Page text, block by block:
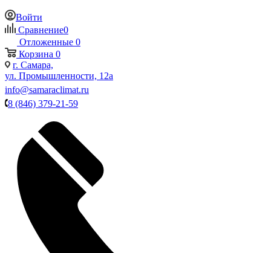
Войти
Сравнение0
Отложенные 0
Корзина 0
г. Самара,
ул. Промышленности, 12а
info@samaraclimat.ru
8 (846) 379-21-59